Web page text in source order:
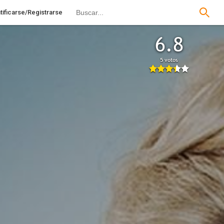
Registrarse
6.8
5 votos